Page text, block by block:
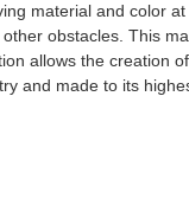
material and color
obstacles. This
allows the creation
and made to its